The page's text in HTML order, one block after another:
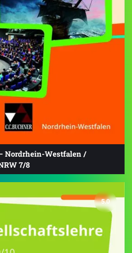
Nordrhein-Westfalen /
7/8
5.0